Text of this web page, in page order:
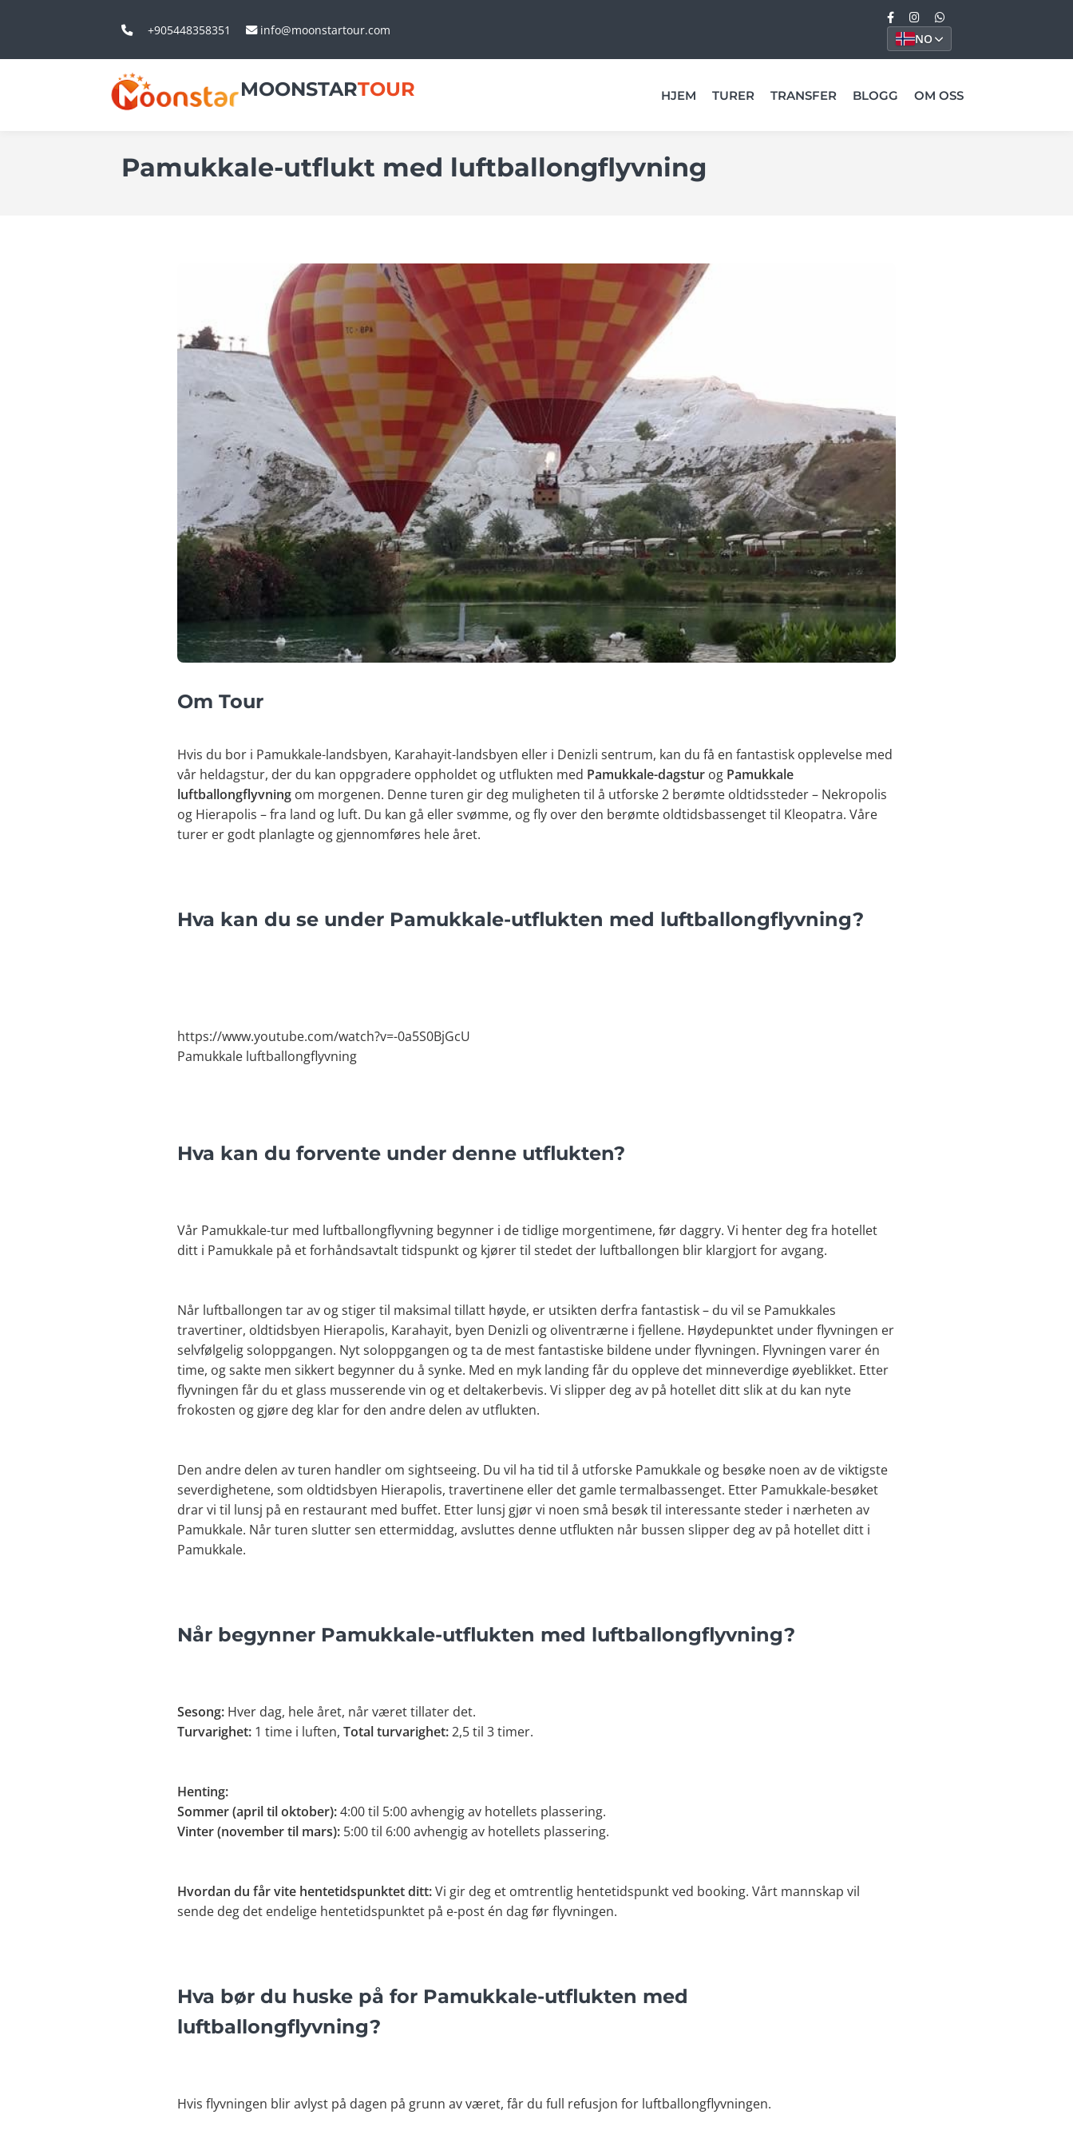
+905448358351 info@moonstartour.com
NO
MOONSTARTOUR HJEM TURER TRANSFER BLOGG OM OSS
Pamukkale-utflukt med luftballongflyvning
Om Tour
Hvis du bor i Pamukkale-landsbyen, Karahayit-landsbyen eller i Denizli sentrum, kan du få en fantastisk opplevelse med
vår heldagstur, der du kan oppgradere oppholdet og utflukten med Pamukkale-dagstur og Pamukkale
luftballongflyvning om morgenen. Denne turen gir deg muligheten til å utforske 2 berømte oldtidssteder – Nekropolis
og Hierapolis – fra land og luft. Du kan gå eller svømme, og fly over den berømte oldtidsbassenget til Kleopatra. Våre
turer er godt planlagte og gjennomføres hele året.
Hva kan du se under Pamukkale-utflukten med luftballongflyvning?
https://www.youtube.com/watch?v=-0a5S0BjGcU
Pamukkale luftballongflyvning
Hva kan du forvente under denne utflukten?
Vår Pamukkale-tur med luftballongflyvning begynner i de tidlige morgentimene, før daggry. Vi henter deg fra hotellet
ditt i Pamukkale på et forhåndsavtalt tidspunkt og kjører til stedet der luftballongen blir klargjort for avgang.
Når luftballongen tar av og stiger til maksimal tillatt høyde, er utsikten derfra fantastisk – du vil se Pamukkales
travertiner, oldtidsbyen Hierapolis, Karahayit, byen Denizli og oliventrærne i fjellene. Høydepunktet under flyvningen er
selvfølgelig soloppgangen. Nyt soloppgangen og ta de mest fantastiske bildene under flyvningen. Flyvningen varer én
time, og sakte men sikkert begynner du å synke. Med en myk landing får du oppleve det minneverdige øyeblikket. Etter
flyvningen får du et glass musserende vin og et deltakerbevis. Vi slipper deg av på hotellet ditt slik at du kan nyte
frokosten og gjøre deg klar for den andre delen av utflukten.
Den andre delen av turen handler om sightseeing. Du vil ha tid til å utforske Pamukkale og besøke noen av de viktigste
severdighetene, som oldtidsbyen Hierapolis, travertinene eller det gamle termalbassenget. Etter Pamukkale-besøket
drar vi til lunsj på en restaurant med buffet. Etter lunsj gjør vi noen små besøk til interessante steder i nærheten av
Pamukkale. Når turen slutter sen ettermiddag, avsluttes denne utflukten når bussen slipper deg av på hotellet ditt i
Pamukkale.
Når begynner Pamukkale-utflukten med luftballongflyvning?
Sesong: Hver dag, hele året, når været tillater det.
Turvarighet: 1 time i luften, Total turvarighet:2,5 til 3 timer.
Henting:
Sommer (april til oktober):4:00 til 5:00 avhengig av hotellets plassering.
Vinter (november til mars): 5:00 til 6:00 avhengig av hotellets plassering.
Hvordan du får vite hentetidspunktet ditt:Vi gir deg et omtrentlig hentetidspunkt ved booking. Vårt mannskap vil
sende deg det endelige hentetidspunktet på e-post én dag før flyvningen.
Hva bør du huske på for Pamukkale-utflukten med
luftballongflyvning?
Hvis flyvningen blir avlyst på dagen på grunn av været, får du full refusjon for luftballongflyvningen.